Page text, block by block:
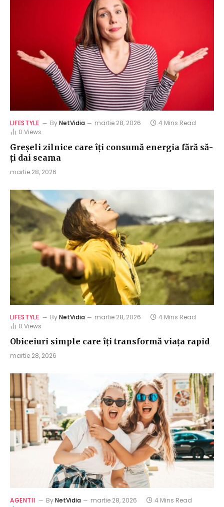
LIFESTYLE By NetVidia martie 28, 2026
4 Mins Read
0 Views
Greșeli zilnice care îți consumă energia fără să-
ți dai seama
martie 28, 2026
LIFESTYLE By NetVidia martie 28, 2026
4 Mins Read
0 Views
Obiceiuri simple care îți transformă viața rapid
martie 28, 2026
AGENTII ByNetVidia martie 28, 2026
4 Mins Read